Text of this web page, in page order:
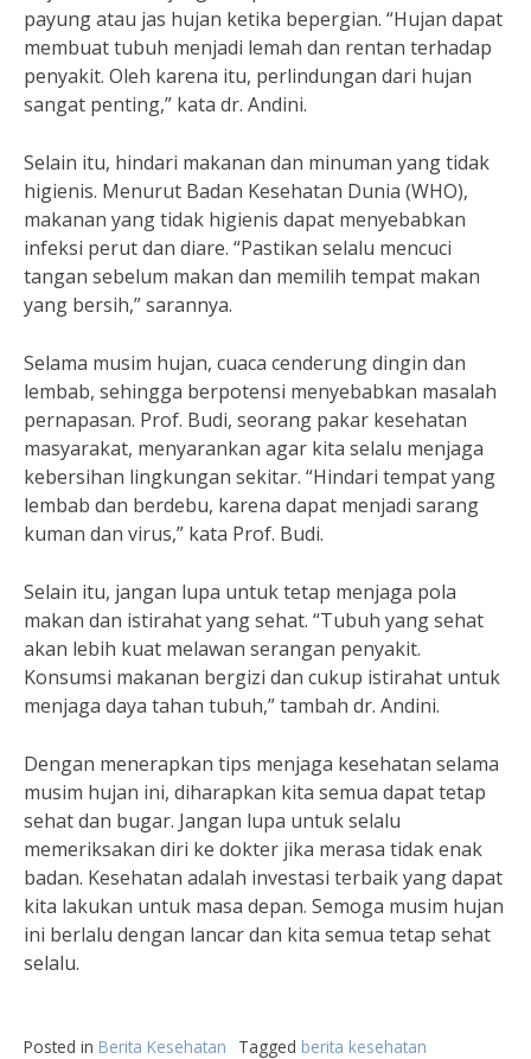
payung atau jas hujan ketika bepergian. “Hujan dapat
membuat tubuh menjadi lemah dan rentan terhadap
penyakit. Oleh karena itu, perlindungan dari hujan
sangat penting,” kata dr. Andini.
Selain itu, hindari makanan dan minuman yang tidak
higienis. Menurut Badan Kesehatan Dunia (WHO),
makanan yang tidak higienis dapat menyebabkan
infeksi perut dan diare. “Pastikan selalu mencuci
tangan sebelum makan dan memilih tempat makan
yang bersih,” sarannya.
Selama musim hujan, cuaca cenderung dingin dan
lembab, sehingga berpotensi menyebabkan masalah
pernapasan. Prof. Budi, seorang pakar kesehatan
masyarakat, menyarankan agar kita selalu menjaga
kebersihan lingkungan sekitar. “Hindari tempat yang
lembab dan berdebu, karena dapat menjadi sarang
kuman dan virus,” kata Prof. Budi.
Selain itu, jangan lupa untuk tetap menjaga pola
makan dan istirahat yang sehat. “Tubuh yang sehat
akan lebih kuat melawan serangan penyakit.
Konsumsi makanan bergizi dan cukup istirahat untuk
menjaga daya tahan tubuh,” tambah dr. Andini.
Dengan menerapkan tips menjaga kesehatan selama
musim hujan ini, diharapkan kita semua dapat tetap
sehat dan bugar. Jangan lupa untuk selalu
memeriksakan diri ke dokter jika merasa tidak enak
badan. Kesehatan adalah investasi terbaik yang dapat
kita lakukan untuk masa depan. Semoga musim hujan
ini berlalu dengan lancar dan kita semua tetap sehat
selalu.
Posted in Berita Kesehatan Tagged berita kesehatan